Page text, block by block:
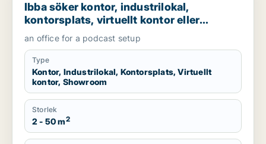
Ibba söker kontor, industrilokal,
kontorsplats, virtuellt kontor eller
showroom för uthyrning i
Hammarbyhamnen
an office for a podcast setup
Type
Kontor, Industrilokal, Kontorsplats, Virtuellt
kontor, Showroom
Storlek
2 - 50 m2